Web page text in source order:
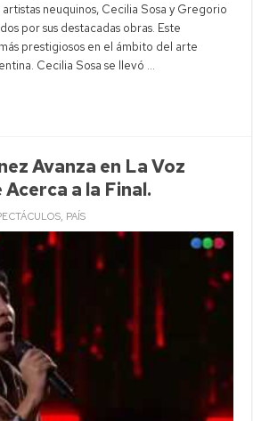
neuquinos, Cecilia Sosa y Gregorio
por sus destacadas obras. Este
prestigiosos en el ámbito del arte
Cecilia Sosa se llevó …
Avanza en La Voz
a la Final.
, PAÍS